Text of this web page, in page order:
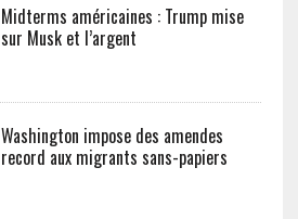
Midterms américaines : Trump mise
sur Musk et l’argent
Washington impose des amendes
record aux migrants sans-papiers